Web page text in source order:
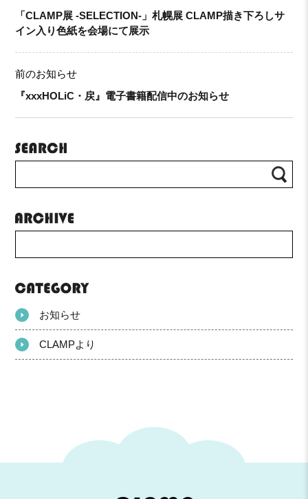
「CLAMP展 -SELECTION-」札幌展 CLAMP描き下ろしサ
イン入り色紙を会場にて展示
前のお知らせ
『xxxHOLiC・戻』電子書籍配信中のお知らせ
お知らせ
CLAMPより